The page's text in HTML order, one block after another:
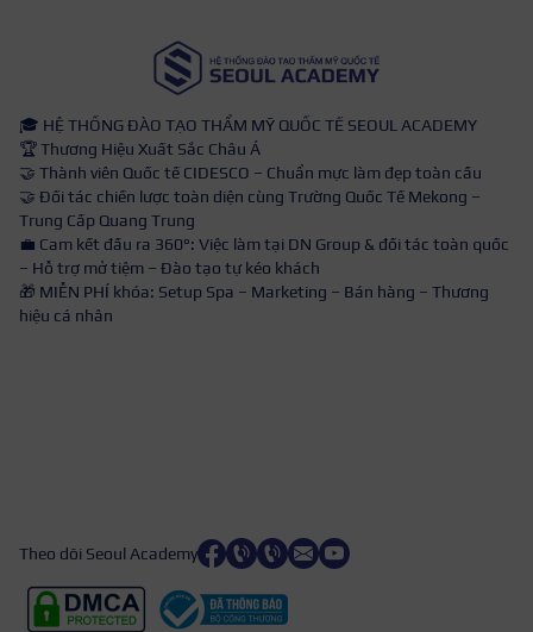
🎓 HỆ THỐNG ĐÀO TẠO THẨM MỸ QUỐC TẾ SEOUL ACADEMY
🏆 Thương Hiệu Xuất Sắc Châu Á
🤝 Thành viên Quốc tế CIDESCO – Chuẩn mực làm đẹp toàn cầu
🤝 Đối tác chiến lược toàn diện cùng Trường Quốc Tế Mekong –
Trung Cấp Quang Trung
💼 Cam kết đầu ra 360°: Việc làm tại DN Group & đối tác toàn quốc
– Hỗ trợ mở tiệm – Đào tạo tự kéo khách
🎁 MIỄN PHÍ khóa: Setup Spa – Marketing – Bán hàng – Thương
hiệu cá nhân
Theo dõi Seoul Academy